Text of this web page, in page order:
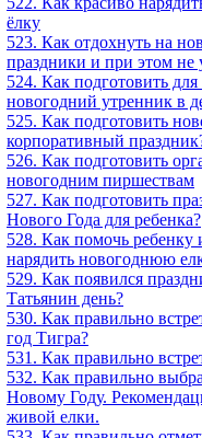
ёлку
523. Как отдохнуть на
праздники и при этом не
524. Как подготовить для
новогодний утренник в
525. Как подготовить
корпоративный
526. Как подготовить
новогодним пиршествам
527. Как подготовить
Нового Года для ребенка?
528. Как помочь ребенку
нарядить новогоднюю
529. Как появился
Татьянин день?
530. Как правильно
год Тигра?
531. Как правильно
532. Как правильно
Новому Году.
живой елки.